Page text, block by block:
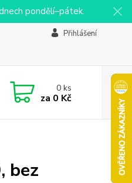
pondělí–pátek.
Přihlášení
0ks
za 0 Kč
bez